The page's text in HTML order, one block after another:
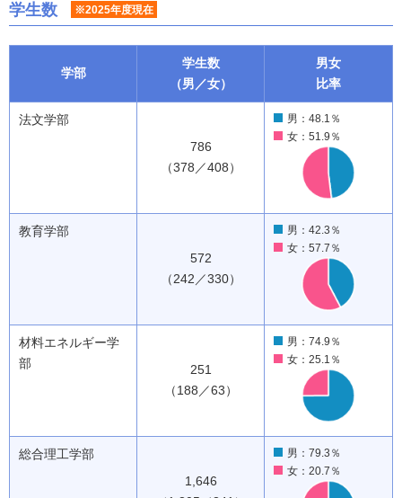
学生数 ※2025年度現在
学部
学生数
（男／女）
男女
比率
法文学部
786
（378／408）
男：48.1％
女：51.9％
教育学部
572
（242／330）
男：42.3％
女：57.7％
材料エネルギー学
部
251
（188／63）
男：74.9％
女：25.1％
総合理工学部
1,646
男：79.3％
女：20.7％